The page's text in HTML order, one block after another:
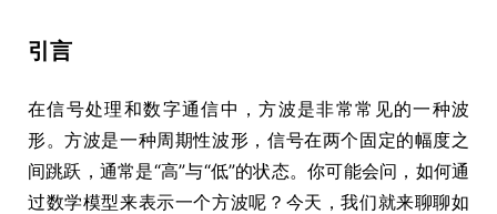
引言
在信号处理和数字通信中，方波是非常常见的一种波
形。方波是一种周期性波形，信号在两个固定的幅度之
间跳跃，通常是“高”与“低”的状态。你可能会问，如何通
过数学模型来表示一个方波呢？今天，我们就来聊聊如